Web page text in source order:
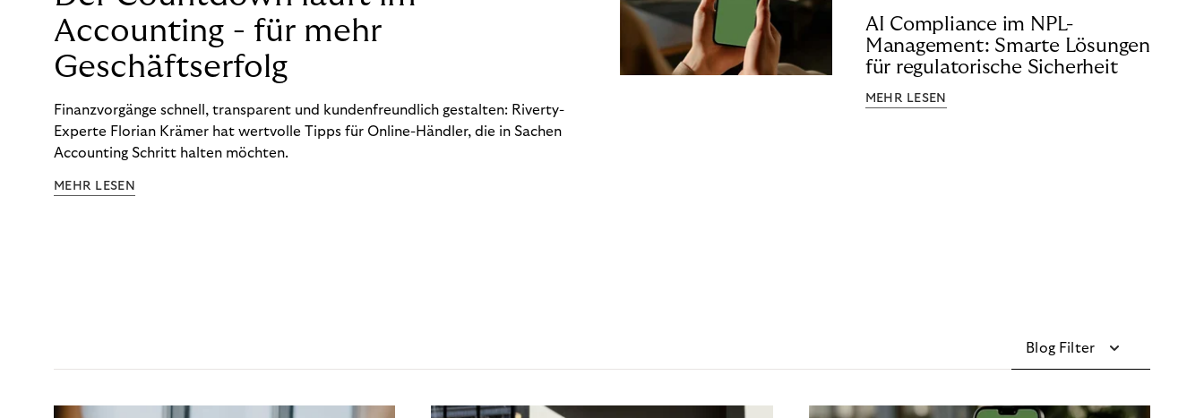
Accounting - für mehr
Geschäftserfolg
Finanzvorgänge schnell, transparent und kundenfreundlich gestalten: Riverty-
Experte Florian Krämer hat wertvolle Tipps für Online-Händler, die in Sachen
Accounting Schritt halten möchten.
MEHR LESEN
AI Compliance im NPL-
Management: Smarte Lösungen
für regulatorische Sicherheit
MEHR LESEN
Blog Filter